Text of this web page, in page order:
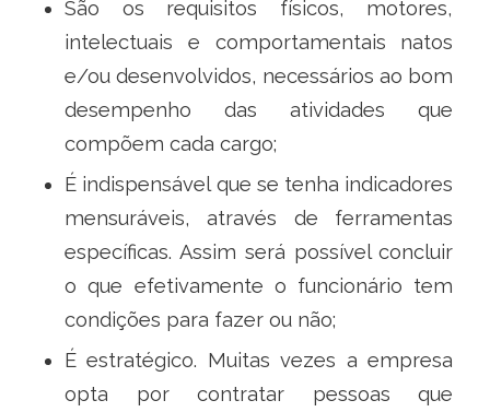
São os requisitos físicos, motores,
intelectuais e comportamentais natos
e/ou desenvolvidos, necessários ao bom
desempenho das atividades que
compõem cada cargo;
É indispensável que se tenha indicadores
mensuráveis, através de ferramentas
específicas. Assim será possível concluir
o que efetivamente o funcionário tem
condições para fazer ou não;
É estratégico. Muitas vezes a empresa
opta por contratar pessoas que